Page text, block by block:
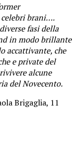
celebri brani….
fasi della
in modo brillante
accattivante, che
e private del
alcune
del Novecento.
Brigaglia, 11